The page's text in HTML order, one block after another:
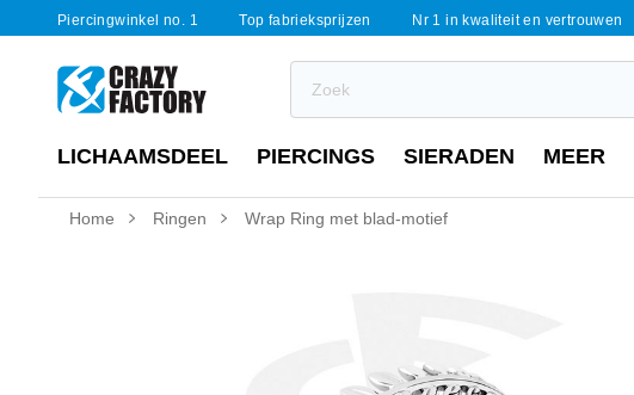
Piercingwinkel no. 1 Top fabrieksprijzen Nr 1 in kwaliteit en vertrouwen
LICHAAMSDEEL PIERCINGS SIERADEN MEER
Home Ringen Wrap Ring met blad-motief